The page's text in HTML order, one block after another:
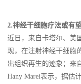
2.神经干细胞疗法或有
近日，来自卡塔尔、美
现，在注射神经干细胞
出组织再生的迹象；来
Hany Marei表示，据估